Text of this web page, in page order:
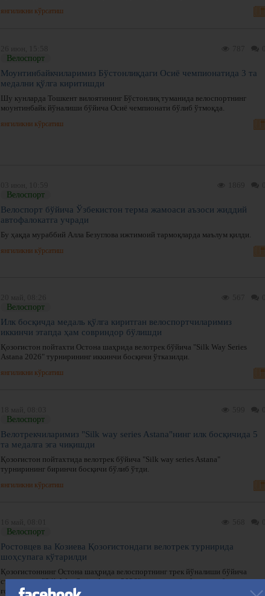
янгиликни кўрсатиш
Велоспорт
Моунтинбайкчиларимиз Бўстонлиқдаги Осиё чемпионатида 3 та
медални қўлга киритишди
Шу кунларда Тошкент вилоятининг Бўстонлиқ туманида велоспортнинг
моунтинбайк йўналиши бўйича Осиё чемпионати бўлиб ўтмоқда.
янгиликни кўрсатиш
Велоспорт
Велоспорт бўйича Ўзбекистон терма жамоаси аъзоси жиддий
автофалокатга учради
Бу ҳақда мураббий Алла Безуглова ижтимоий тармоқларда маълум қилди.
янгиликни кўрсатиш
Велоспорт
Илк босқичда медаль қўлга киритган велоспортчиларимиз
иккинчи этапда ҳам совриндор бўлишди
Қозоғистон пойтахти Остона шаҳрида велотрек бўйича "Silk Way Series
Astana 2026" турнирининг иккинчи босқичи ўтказилди.
янгиликни кўрсатиш
Велоспорт
Велотрекчиларимиз "Silk way series Astana"нинг илк босқичида 5
та медалга эга чиқишди
Қозоғистон пойтахтида велотрек бўйича "Silk way series Astana"
турнирининг биринчи босқичи бўлиб ўтди.
янгиликни кўрсатиш
Велоспорт
Ростовцев ва Козиева Қозоғистондаги велотрек турнирида
шоҳсупага кўтарилди
Қозоғистоннинг Остона шаҳрида велоспортнинг трек йўналиши бўйича
старт олган "Silk Way Series Astana 2026" халқаро мусобақасида биринчи кун
ғолиб ва совриндорлари аниқланди.